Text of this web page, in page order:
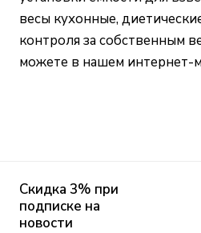
весы кухонные,
контроля за собственным
можете в нашем интернет-
Скидка 3% при
подписке на
новости